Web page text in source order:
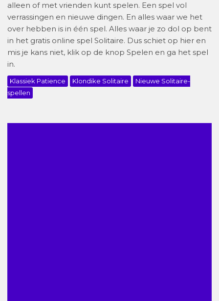
alleen of met vrienden kunt spelen. Een spel vol
verrassingen en nieuwe dingen. En alles waar we het
over hebben is in één spel. Alles waar je zo dol op bent
in het gratis online spel Solitaire. Dus schiet op hier en
mis je kans niet, klik op de knop Spelen en ga het spel
in.
Klassiek Patience Klondike Solitaire
Nieuwe Solitaire-
spellen